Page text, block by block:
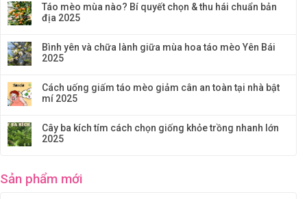
Táo mèo mùa nào? Bí quyết chọn & thu hái chuẩn bản
địa 2025
Bình yên và chữa lành giữa mùa hoa táo mèo Yên Bái
2025
Cách uống giấm táo mèo giảm cân an toàn tại nhà bật
mí 2025
Cây ba kích tím cách chọn giống khỏe trồng nhanh lớn
2025
Sản phẩm mới